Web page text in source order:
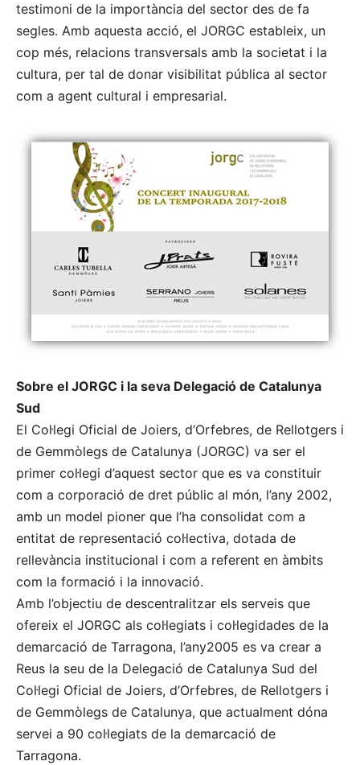
testimoni de la importància del sector des de fa
segles. Amb aquesta acció, el JORGC estableix, un
cop més, relacions transversals amb la societat i la
cultura, per tal de donar visibilitat pública al sector
com a agent cultural i empresarial.
Sobre el JORGC i la seva Delegació de Catalunya
Sud
El Col·legi Oficial de Joiers, d’Orfebres, de Rellotgers i
de Gemmòlegs de Catalunya (JORGC) va ser el
primer col·legi d’aquest sector que es va constituir
com a corporació de dret públic al món, l’any 2002,
amb un model pioner que l’ha consolidat com a
entitat de representació col·lectiva, dotada de
rellevància institucional i com a referent en àmbits
com la formació i la innovació.
Amb l’objectiu de descentralitzar els serveis que
ofereix el JORGC als col·legiats i col·legidades de la
demarcació de Tarragona, l’any2005 es va crear a
Reus la seu de la Delegació de Catalunya Sud del
Col·legi Oficial de Joiers, d’Orfebres, de Rellotgers i
de Gemmòlegs de Catalunya, que actualment dóna
servei a 90 col·legiats de la demarcació de
Tarragona.